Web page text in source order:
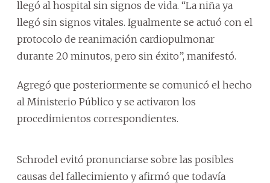
llegó al hospital sin signos de vida. “La niña ya
llegó sin signos vitales. Igualmente se actuó con el
protocolo de reanimación cardiopulmonar
durante 20 minutos, pero sin éxito”, manifestó.
Agregó que posteriormente se comunicó el hecho
al Ministerio Público y se activaron los
procedimientos correspondientes.
Schrodel evitó pronunciarse sobre las posibles
causas del fallecimiento y afirmó que todavía